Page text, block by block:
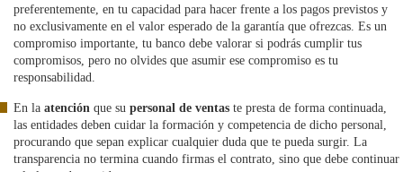
preferentemente, en tu capacidad para hacer frente a los pagos previstos y
no exclusivamente en el valor esperado de la garantía que ofrezcas. Es un
compromiso importante, tu banco debe valorar si podrás cumplir tus
compromisos, pero no olvides que asumir ese compromiso es tu
responsabilidad.
En la atención que su personal de ventas te presta de forma continuada,
las entidades deben cuidar la formación y competencia de dicho personal,
procurando que sepan explicar cualquier duda que te pueda surgir. La
transparencia no termina cuando firmas el contrato, sino que debe continuar